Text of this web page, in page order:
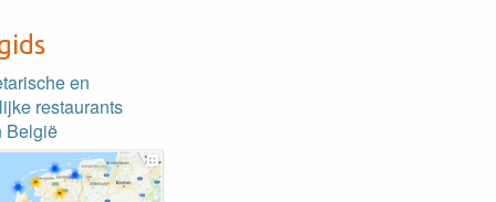
en
restaurants
België